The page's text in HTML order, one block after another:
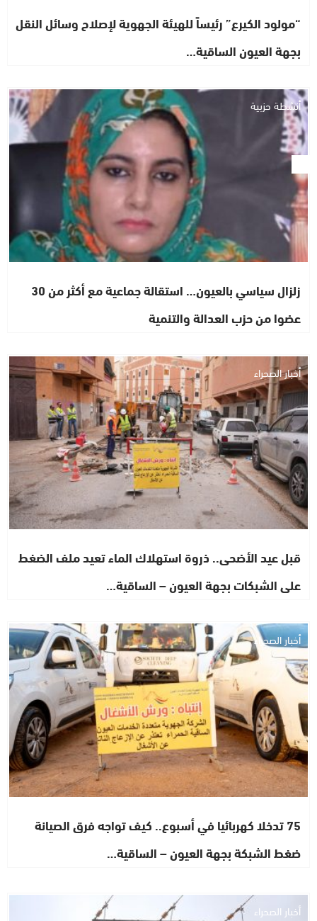
“مولود الكيرع” رئيساً للهيئة الجهوية لإصلاح وسائل النقل
بجهة العيون الساقية…
أنشطة حزبية
زلزال سياسي بالعيون… استقالة جماعية مع أكثر من 30
عضوا من حزب العدالة والتنمية
أخبار الصحراء
قبل عيد الأضحى.. ذروة استهلاك الماء تعيد ملف الضغط
على الشبكات بجهة العيون – الساقية…
أخبار الصحراء
75 تدخلا كهربائيا في أسبوع.. كيف تواجه فرق الصيانة
ضغط الشبكة بجهة العيون – الساقية…
أخبار الصحراء